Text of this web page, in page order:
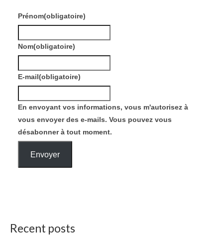
Prénom(obligatoire)
Nom(obligatoire)
E-mail(obligatoire)
En envoyant vos informations, vous m'autorisez à
vous envoyer des e-mails. Vous pouvez vous
désabonner à tout moment.
Envoyer
Recent posts